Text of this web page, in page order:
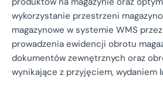
wykorzystanie przestrzeni
magazynowe w systemie WMS
prowadzenia ewidencji obrotu
dokumentów zewnętrznych oraz
wynikające z przyjęciem, wydaniem